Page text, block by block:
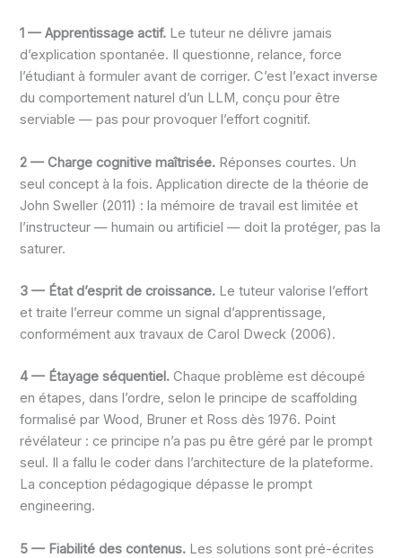
1 — Apprentissage actif. Le tuteur ne délivre jamais
d’explication spontanée. Il questionne, relance, force
l’étudiant à formuler avant de corriger. C’est l’exact inverse
du comportement naturel d’un LLM, conçu pour être
serviable — pas pour provoquer l’effort cognitif.
2 — Charge cognitive maîtrisée. Réponses courtes. Un
seul concept à la fois. Application directe de la théorie de
John Sweller (2011) : la mémoire de travail est limitée et
l’instructeur — humain ou artificiel — doit la protéger, pas la
saturer.
3 — État d’esprit de croissance. Le tuteur valorise l’effort
et traite l’erreur comme un signal d’apprentissage,
conformément aux travaux de Carol Dweck (2006).
4 — Étayage séquentiel. Chaque problème est découpé
en étapes, dans l’ordre, selon le principe de scaffolding
formalisé par Wood, Bruner et Ross dès 1976. Point
révélateur : ce principe n’a pas pu être géré par le prompt
seul. Il a fallu le coder dans l’architecture de la plateforme.
La conception pédagogique dépasse le prompt
engineering.
5 — Fiabilité des contenus. Les solutions sont pré-écrites